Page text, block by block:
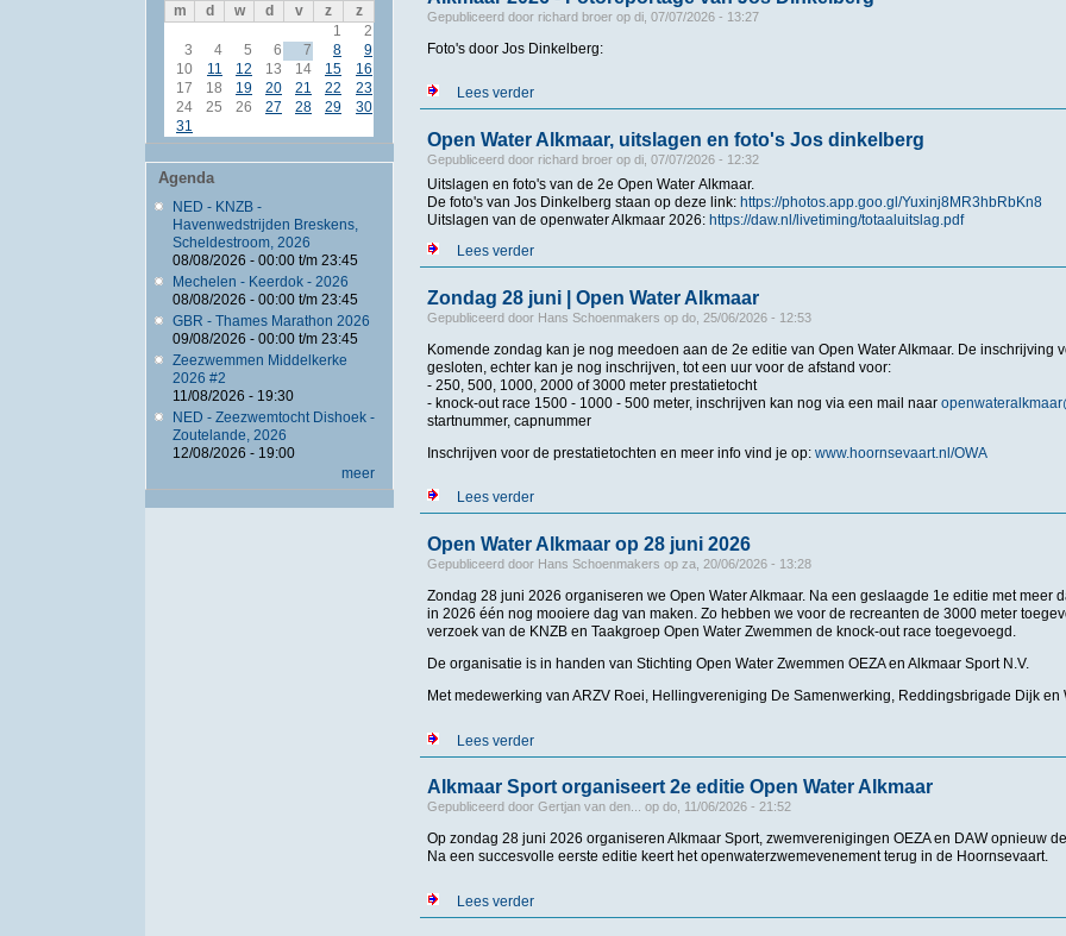
m d w d v z
z
1
2
3
4 5 6 7 8
9
10
11 12 13 14 15
16
17
18 19 20 21 22
23
24
25 26 27 28 29
30
31
Agenda
NED - KNZB -
Havenwedstrijden Breskens,
Scheldestroom, 2026
08/08/2026 - 00:00t/m 23:45
Mechelen - Keerdok - 2026
08/08/2026 - 00:00t/m 23:45
GBR - Thames Marathon 2026
09/08/2026 - 00:00t/m 23:45
Zeezwemmen Middelkerke
2026 #2
11/08/2026 - 19:30
NED - Zeezwemtocht Dishoek -
Zoutelande, 2026
12/08/2026 - 19:00
meer
Gepubliceerd door richard broerop di, 07/07/2026 - 13:27
Foto's door Jos Dinkelberg:
Lees verderover Alkmaar 2026 - Fotoreportage van Jos Dinkelberg
Open Water Alkmaar, uitslagen en foto's Jos dinkelberg
Gepubliceerd door richard broerop di, 07/07/2026 - 12:32
Uitslagen en foto's van de 2e Open Water Alkmaar.
De foto's van Jos Dinkelberg staan op deze link: https://photos.app.goo.gl/Yuxinj8MR3hbRbKn8
Uitslagen van de openwater Alkmaar 2026: https://daw.nl/livetiming/totaaluitslag.pdf
Lees verderover Open Water Alkmaar, uitslagen en foto's Jos dinkelberg
Zondag 28 juni | Open Water Alkmaar
Gepubliceerd door Hans Schoenmakers op do, 25/06/2026 - 12:53
Komende zondag kan je nog meedoen aan de 2e editie van Open Water Alkmaar. De inschrijving
gesloten, echter kan je nog inschrijven, tot een uur voor de afstand voor:
- 250, 500, 1000, 2000 of 3000 meter prestatietocht
- knock-out race 1500 - 1000 - 500 meter, inschrijven kan nog via een mail naar
startnummer, capnummer
Inschrijven voor de prestatietochten en meer info vind je op: www.hoornsevaart.nl/OWA
Lees verderover Zondag 28 juni | Open Water Alkmaar
Open Water Alkmaar op 28 juni 2026
Gepubliceerd door Hans Schoenmakers op za, 20/06/2026 - 13:28
Zondag 28 juni 2026 organiseren we Open Water Alkmaar. Na een geslaagde 1e editie met meer
in 2026 één nog mooiere dag van maken. Zo hebben we voor de recreanten de 3000 meter
verzoek van de KNZB en Taakgroep Open Water Zwemmen de knock-out race toegevoegd.
De organisatie is in handen van Stichting Open Water Zwemmen OEZA en Alkmaar Sport N.V.
Met medewerking van ARZV Roei, Hellingvereniging De Samenwerking, Reddingsbrigade Dijk en
Lees verderover Open Water Alkmaar op 28 juni 2026
Alkmaar Sport organiseert 2e editie Open Water Alkmaar
Gepubliceerd door Gertjan van den... op do, 11/06/2026 - 21:52
Op zondag 28 juni 2026 organiseren Alkmaar Sport, zwemverenigingen OEZA en DAW opnieuw
Na een succesvolle eerste editie keert het openwaterzwemevenement terug in de Hoornsevaart.
Lees verderover Alkmaar Sport organiseert 2e editie Open Water Alkmaar